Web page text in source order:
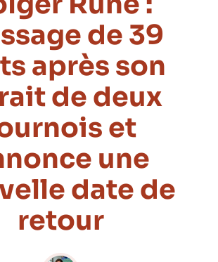
de 39
après son
de deux
et
une
date de
retour